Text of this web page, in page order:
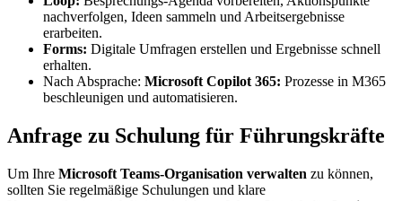
nachverfolgen, Ideen sammeln und Arbeitsergebnisse
erarbeiten.
Forms: Digitale Umfragen erstellen und Ergebnisse schnell
erhalten.
Nach Absprache: Microsoft Copilot 365: Prozesse in M365
beschleunigen und automatisieren.
Anfrage zu Schulung für Führungskräfte
Um Ihre Microsoft Teams-Organisation verwalten zu können,
sollten Sie regelmäßige Schulungen und klare